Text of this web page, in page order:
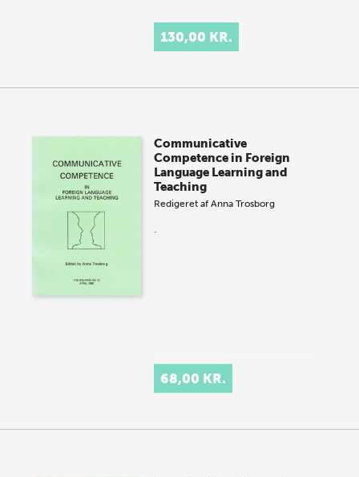
130,00 KR.
Communicative
Competence in Foreign
Language Learning and
Teaching
Redigeret afAnna Trosborg
.
68,00 KR.